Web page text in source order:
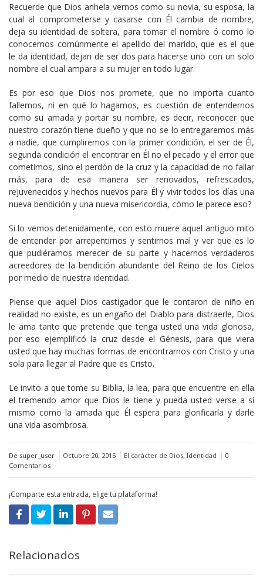
Recuerde que Dios anhela vernos como su novia, su esposa, la
cual al comprometerse y casarse con Él cambia de nombre,
deja su identidad de soltera, para tomar el nombre ó como lo
conocemos comúnmente el apellido del marido, que es el que
le da identidad, dejan de ser dos para hacerse uno con un solo
nombre el cual ampara a su mujer en todo lugar.
Es por eso que Dios nos promete, que no importa cuanto
fallemos, ni en qué lo hagamos, es cuestión de entendernos
como su amada y portar su nombre, es decir, reconocer que
nuestro corazón tiene dueño y que no se lo entregaremos más
a nadie, que cumpliremos con la primer condición, el ser de Él,
segunda condición el encontrar en Él no el pecado y el error que
cometimos, sino el perdón de la cruz y la capacidad de no fallar
más, para de esa manera ser renovados, refrescados,
rejuvenecidos y hechos nuevos para Él y vivir todos los días una
nueva bendición y una nueva misericordia, cómo le parece eso?
Si lo vemos detenidamente, con esto muere aquel antiguo mito
de entender por arrepentirnos y sentirnos mal y ver que es lo
que pudiéramos merecer de su parte y hacernos verdaderos
acreedores de la bendición abundante del Reino de los Cielos
por medio de nuestra identidad.
Piense que aquel Dios castigador que le contaron de niño en
realidad no existe, es un engaño del Diablo para distraerle, Dios
le ama tanto que pretende que tenga usted una vida gloriosa,
por eso ejemplificó la cruz desde el Génesis, para que viera
usted que hay muchas formas de encontrarnos con Cristo y una
sola para llegar al Padre que es Cristo.
Le invito a que tome su Biblia, la lea, para que encuentre en ella
el tremendo amor que Dios le tiene y pueda usted verse a sí
mismo como la amada que Él espera para glorificarla y darle
una vida asombrosa.
De super_user Octubre 20, 2015 El carácter de Dios, Identidad
0
Comentarios
¡Comparte esta entrada, elige tu plataforma!
Relacionados